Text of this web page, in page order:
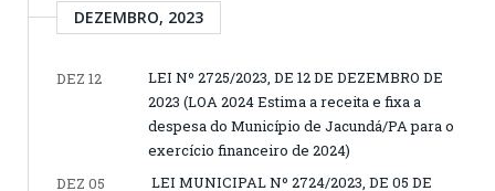
DEZEMBRO, 2023
DEZ 12
LEI Nº 2725/2023, DE 12 DE DEZEMBRO DE
2023 (LOA 2024 Estima a receita e fixa a
despesa do Município de Jacundá/PA para o
exercício financeiro de 2024)
DEZ 05
LEI MUNICIPAL Nº 2724/2023, DE 05 DE